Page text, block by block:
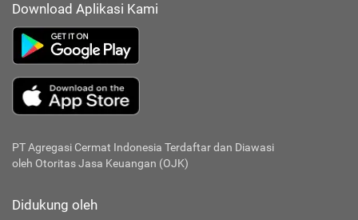
Download Aplikasi Kami
PT Agregasi Cermat Indonesia Terdaftar dan Diawasi
oleh Otoritas Jasa Keuangan (OJK)
Didukung oleh